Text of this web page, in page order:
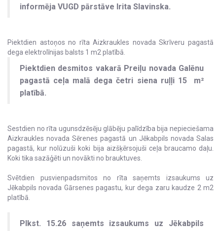
informēja VUGD pārstāve Irita Slavinska.
Piektdien astoņos no rīta Aizkraukles novada Skrīveru pagastā
dega elektrolīnijas balsts 1 m2 platībā.
Piektdien desmitos vakarā Preiļu novada Galēnu
pagastā ceļa malā dega četri siena ruļļi 15 m²
platībā.
Sestdien no rīta ugunsdzēsēju glābēju palīdzība bija nepieciešama
Aizkraukles novada Sērenes pagastā un Jēkabpils novada Salas
pagastā, kur nolūzuši koki bija aizšķērsojuši ceļa braucamo daļu.
Koki tika sazāģēti un novākti no brauktuves.
Svētdien pusvienpadsmitos no rīta saņemts izsaukums uz
Jēkabpils novada Gārsenes pagastu, kur dega zaru kaudze 2 m2
platībā.
Plkst. 15.26 saņemts izsaukums uz Jēkabpils